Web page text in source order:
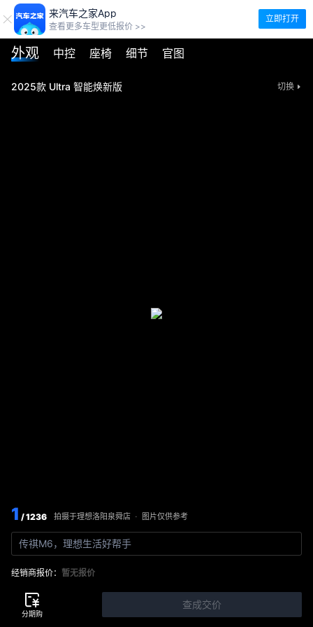
来汽车之家App
查看更多车型更低报价 >>
立即打开
外观 中控 座椅 细节 官图
2025款 Ultra 智能焕新版 切换
1 / 1236 拍摄于理想洛阳泉舜店 · 图片仅供参考
传祺M6，理想生活好帮手
经销商报价： 暂无报价
查成交价